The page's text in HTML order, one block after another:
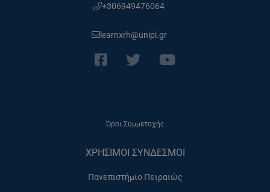
+306949476064
learnxrh@unipi.gr
Όροι Συμμετοχής
ΧΡΗΣΙΜΟΙ ΣΥΝΔΕΣΜΟΙ
Πανεπιστήμιο Πειραιώς